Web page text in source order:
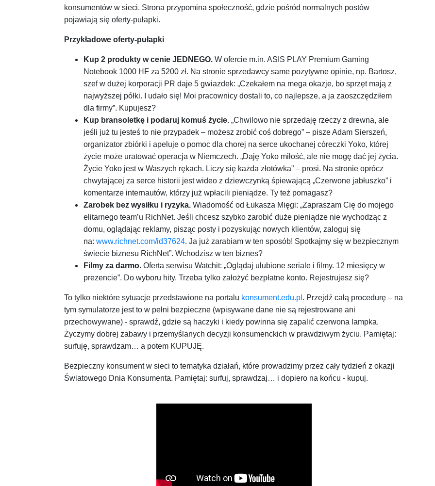
konsumentów w sieci. Strona przypomina społeczność, gdzie pośród normalnych postów
pojawiają się oferty-pułapki.
Przykładowe oferty-pułapki
Kup 2 produkty w cenie JEDNEGO. W ofercie m.in. ASIS PLAY Premium Gaming
Notebook 1000 HF za 5200 zł. Na stronie sprzedawcy same pozytywne opinie, np. Bartosz,
szef w dużej korporacji PR daje 5 gwiazdek: „Czekałem na mega okazje, bo sprzęt mają z
najwyższej półki. I udało się! Moi pracownicy dostali to, co najlepsze, a ja zaoszczędziłem
dla firmy”. Kupujesz?
Kup bransoletkę i podaruj komuś życie. „Chwilowo nie sprzedaję rzeczy z drewna, ale
jeśli już tu jesteś to nie przypadek – możesz zrobić coś dobrego” – pisze Adam Sierszeń,
organizator zbiórki i apeluje o pomoc dla chorej na serce ukochanej córeczki Yoko, której
życie może uratować operacja w Niemczech. „Daję Yoko miłość, ale nie mogę dać jej życia.
Życie Yoko jest w Waszych rękach. Liczy się każda złotówka” – prosi. Na stronie oprócz
chwytającej za serce historii jest wideo z dziewczynką śpiewającą „Czerwone jabłuszko” i
komentarze internautów, którzy już wpłacili pieniądze. Ty też pomagasz?
Zarobek bez wysiłku i ryzyka. Wiadomość od Łukasza Mięgi: „Zapraszam Cię do mojego
elitarnego team’u RichNet. Jeśli chcesz szybko zarobić duże pieniądze nie wychodząc z
domu, oglądając reklamy, pisząc posty i pozyskując nowych klientów, zaloguj się
na: www.richnet.com/id37624. Ja już zarabiam w ten sposób! Spotkajmy się w bezpiecznym
świecie biznesu RichNet”. Wchodzisz w ten biznes?
Filmy za darmo. Oferta serwisu Watchit: „Oglądaj ulubione seriale i filmy. 12 miesięcy w
prezencie”. Do wyboru hity. Trzeba tylko założyć bezpłatne konto. Rejestrujesz się?
To tylko niektóre sytuacje przedstawione na portalu konsument.edu.pl . Przejdź całą procedurę – na
tym symulatorze jest to w pełni bezpieczne (wpisywane dane nie są rejestrowane ani
przechowywane) - sprawdź, gdzie są haczyki i kiedy powinna się zapalić czerwona lampka.
Życzymy dobrej zabawy i przemyślanych decyzji konsumenckich w prawdziwym życiu. Pamiętaj:
surfuję, sprawdzam… a potem KUPUJĘ.
Bezpieczny konsument w sieci to tematyka działań, które prowadzimy przez cały tydzień z okazji
Światowego Dnia Konsumenta. Pamiętaj: surfuj, sprawdzaj… i dopiero na końcu - kupuj.